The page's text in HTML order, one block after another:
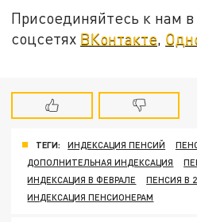
Присоединяйтесь к нам в
соцсетях ВКонтакте
ТЕГИ: ИНДЕКСАЦИЯ ПЕНСИЙ
ДОПОЛНИТЕЛЬНАЯ ИНДЕКСАЦИЯ
ИНДЕКСАЦИЯ В ФЕВРАЛЕ
ПЕНСИЯ В
ИНДЕКСАЦИЯ ПЕНСИОНЕРАМ